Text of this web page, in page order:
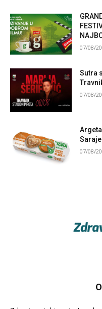
07/08/
Sutra
07/08/
07/08/